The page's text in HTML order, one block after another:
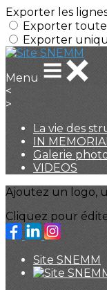
Exporter les
Exporter
Exporter
Menu
<
>
La vie des
IN
Galerie
VIDEOS
Ajoutez un logo,
Cliquez pour
Site SNEMM